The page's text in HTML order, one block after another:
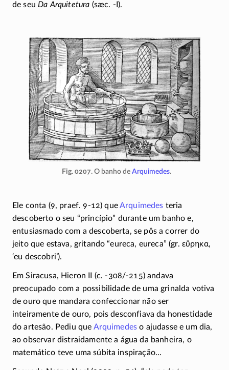
de seu Da Arquitetura (sæc. -I).
Fig. 0207. O banho de Arquimedes.
Ele conta (9, praef.9-12) queArquimedes teria
descoberto o seu “princípio” durante um banho e,
entusiasmado com a descoberta, se pôs a correr do
jeito que estava, gritando “eureca, eureca” (gr. εὕρηκα,
‘eu descobri’).
Em Siracusa, Hieron II (c. -308/-215)andava
preocupado com a possibilidade de uma grinalda votiva
de ouro que mandara confeccionar não ser
inteiramente de ouro, pois desconfiava da honestidade
do artesão. Pediu que Arquimedes o ajudasse e um dia,
ao observar distraidamente a água da banheira, o
matemático teve uma súbita inspiração...